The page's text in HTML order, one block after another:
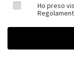
Ho preso